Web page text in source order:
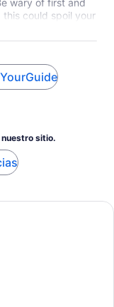
wary of first and
could spoil your
looked-after but if
your money
sitio.